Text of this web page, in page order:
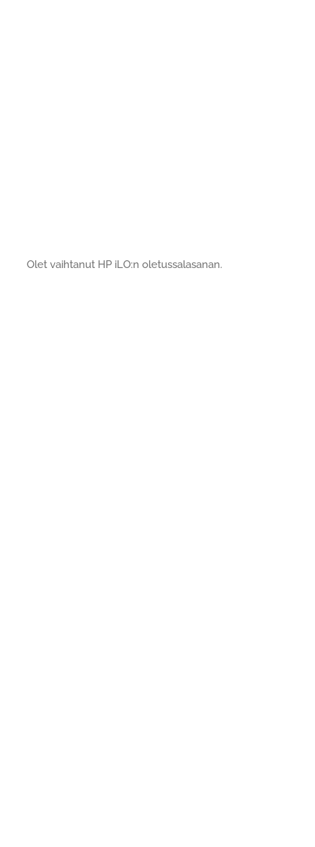
Olet vaihtanut HP iLO:n oletussalasanan.